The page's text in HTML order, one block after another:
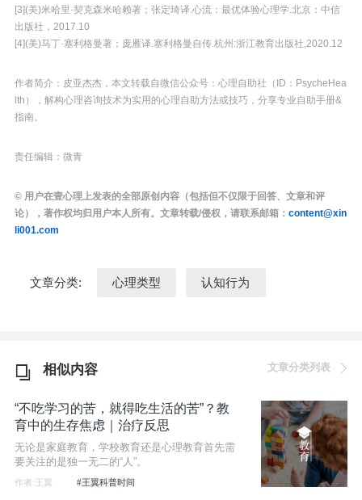
[3](美)米哈里·契克森米哈赖著；张定琦译.心流：最优体验心理学.北京：中信
出版社，2017.10
[4](美)马丁·塞利格曼著；庞雁译.塞利格曼自传.杭州:浙江教育出版社,2020.12
作者简介：皮亚杰杰，本文转载自微信公众号：心理自助社（ID：PsycheHea
lth），解构心理咨询技术为实用的心理自助方法或技巧，分享专业自助手册&
指南。
责任编辑：微青
© 用户在壹心理上发表的全部原创内容（包括但不仅限于回答、文章和评
论），著作权均归用户本人所有。文章转载/侵权，请联系邮箱： content@xin
li001.com
文章分类: 心理类型 认知行为
相似内容 文章分类列表
“不吃学习的苦，就得吃生活的苦”？教
育中的生存焦虑｜治疗反思
无论是家庭教育，学校教育还是心理教育首先需
要关注的是独一无二的“人”。
作者:王翼 #王翼科普时间